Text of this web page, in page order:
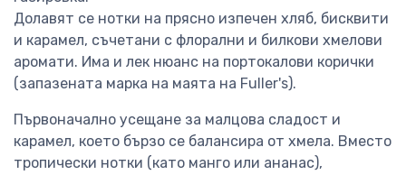
Долавят се нотки на прясно изпечен хляб, бисквити
и карамел, съчетани с флорални и билкови хмелови
аромати. Има и лек нюанс на портокалови корички
(запазената марка на маята на Fuller's).
Първоначално усещане за малцова сладост и
карамел, което бързо се балансира от хмела. Вместо
тропически нотки (като манго или ананас),